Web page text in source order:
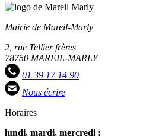
Mairie de Mareil-Marly
2, rue Tellier frères
78750 MAREIL-MARLY
01 39 17 14 90
Nous écrire
Horaires
lundi, mardi, mercredi :